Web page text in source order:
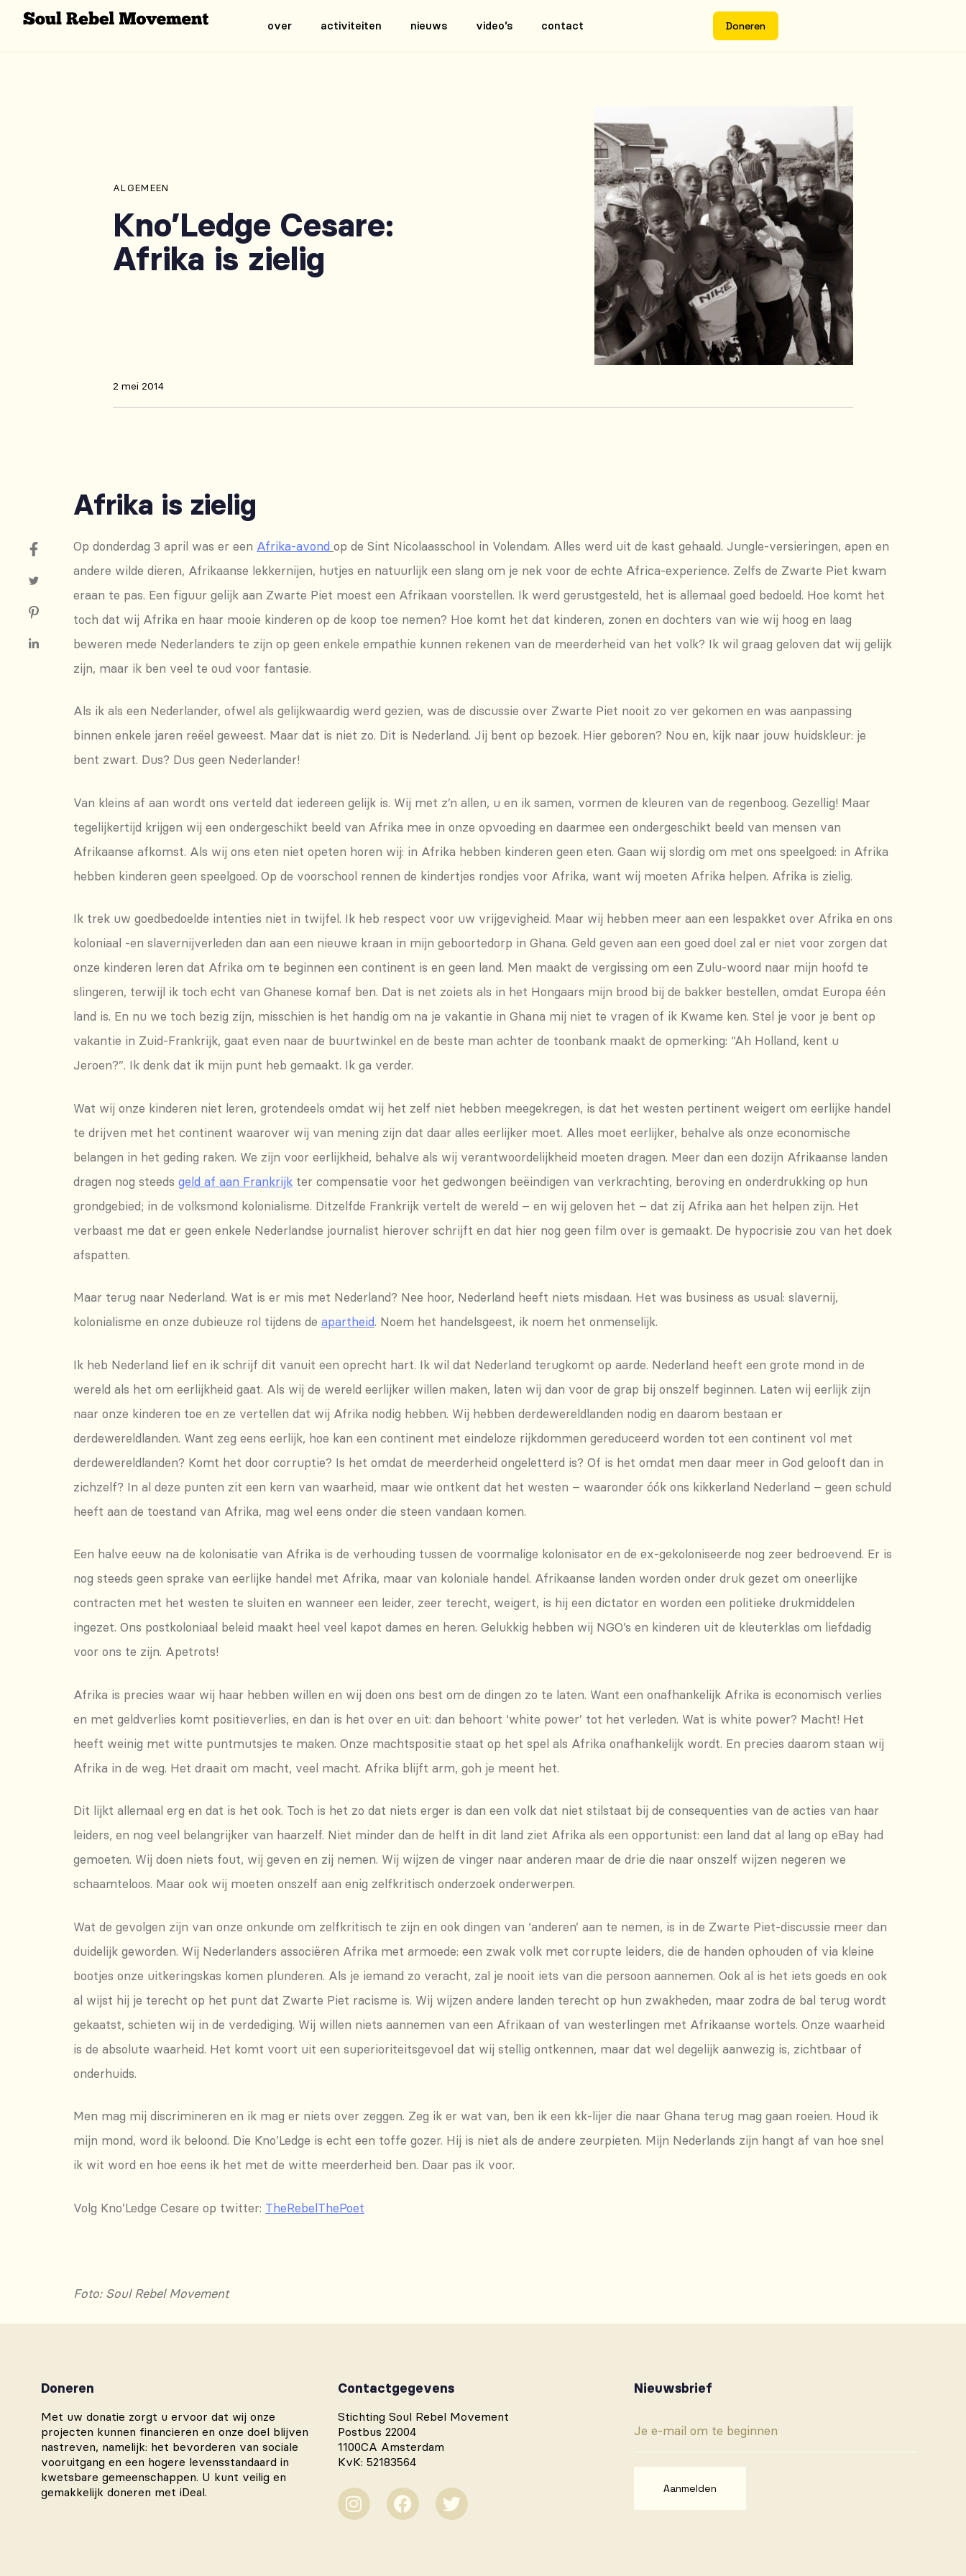
over activiteiten nieuws video’s contact Doneren
ALGEMEEN
Kno’Ledge Cesare:
Afrika is zielig
2 mei 2014
Afrika is zielig
Op donderdag 3 april was er een Afrika-avond op de Sint Nicolaasschool in Volendam. Alles werd uit de kast gehaald. Jungle-versieringen, apen en
andere wilde dieren, Afrikaanse lekkernijen, hutjes en natuurlijk een slang om je nek voor de echte Africa-experience. Zelfs de Zwarte Piet kwam
eraan te pas. Een figuur gelijk aan Zwarte Piet moest een Afrikaan voorstellen. Ik werd gerustgesteld, het is allemaal goed bedoeld. Hoe komt het
toch dat wij Afrika en haar mooie kinderen op de koop toe nemen? Hoe komt het dat kinderen, zonen en dochters van wie wij hoog en laag
beweren mede Nederlanders te zijn op geen enkele empathie kunnen rekenen van de meerderheid van het volk? Ik wil graag geloven dat wij gelijk
zijn, maar ik ben veel te oud voor fantasie.
Als ik als een Nederlander, ofwel als gelijkwaardig werd gezien, was de discussie over Zwarte Piet nooit zo ver gekomen en was aanpassing
binnen enkele jaren reëel geweest. Maar dat is niet zo. Dit is Nederland. Jij bent op bezoek. Hier geboren? Nou en, kijk naar jouw huidskleur: je
bent zwart. Dus? Dus geen Nederlander!
Van kleins af aan wordt ons verteld dat iedereen gelijk is. Wij met z’n allen, u en ik samen, vormen de kleuren van de regenboog. Gezellig! Maar
tegelijkertijd krijgen wij een ondergeschikt beeld van Afrika mee in onze opvoeding en daarmee een ondergeschikt beeld van mensen van
Afrikaanse afkomst. Als wij ons eten niet opeten horen wij: in Afrika hebben kinderen geen eten. Gaan wij slordig om met ons speelgoed: in Afrika
hebben kinderen geen speelgoed. Op de voorschool rennen de kindertjes rondjes voor Afrika, want wij moeten Afrika helpen. Afrika is zielig.
Ik trek uw goedbedoelde intenties niet in twijfel. Ik heb respect voor uw vrijgevigheid. Maar wij hebben meer aan een lespakket over Afrika en ons
koloniaal -en slavernijverleden dan aan een nieuwe kraan in mijn geboortedorp in Ghana. Geld geven aan een goed doel zal er niet voor zorgen dat
onze kinderen leren dat Afrika om te beginnen een continent is en geen land. Men maakt de vergissing om een Zulu-woord naar mijn hoofd te
slingeren, terwijl ik toch echt van Ghanese komaf ben. Dat is net zoiets als in het Hongaars mijn brood bij de bakker bestellen, omdat Europa één
land is. En nu we toch bezig zijn, misschien is het handig om na je vakantie in Ghana mij niet te vragen of ik Kwame ken. Stel je voor je bent op
vakantie in Zuid-Frankrijk, gaat even naar de buurtwinkel en de beste man achter de toonbank maakt de opmerking: “Ah Holland, kent u
Jeroen?”. Ik denk dat ik mijn punt heb gemaakt. Ik ga verder.
Wat wij onze kinderen niet leren, grotendeels omdat wij het zelf niet hebben meegekregen, is dat het westen pertinent weigert om eerlijke handel
te drijven met het continent waarover wij van mening zijn dat daar alles eerlijker moet. Alles moet eerlijker, behalve als onze economische
belangen in het geding raken. We zijn voor eerlijkheid, behalve als wij verantwoordelijkheid moeten dragen. Meer dan een dozijn Afrikaanse landen
dragen nog steeds geld af aan Frankrijk ter compensatie voor het gedwongen beëindigen van verkrachting, beroving en onderdrukking op hun
grondgebied; in de volksmond kolonialisme. Ditzelfde Frankrijk vertelt de wereld – en wij geloven het – dat zij Afrika aan het helpen zijn. Het
verbaast me dat er geen enkele Nederlandse journalist hierover schrijft en dat hier nog geen film over is gemaakt. De hypocrisie zou van het doek
afspatten.
Maar terug naar Nederland. Wat is er mis met Nederland? Nee hoor, Nederland heeft niets misdaan. Het was business as usual: slavernij,
kolonialisme en onze dubieuze rol tijdens de apartheid. Noem het handelsgeest, ik noem het onmenselijk.
Ik heb Nederland lief en ik schrijf dit vanuit een oprecht hart. Ik wil dat Nederland terugkomt op aarde. Nederland heeft een grote mond in de
wereld als het om eerlijkheid gaat. Als wij de wereld eerlijker willen maken, laten wij dan voor de grap bij onszelf beginnen. Laten wij eerlijk zijn
naar onze kinderen toe en ze vertellen dat wij Afrika nodig hebben. Wij hebben derdewereldlanden nodig en daarom bestaan er
derdewereldlanden. Want zeg eens eerlijk, hoe kan een continent met eindeloze rijkdommen gereduceerd worden tot een continent vol met
derdewereldlanden? Komt het door corruptie? Is het omdat de meerderheid ongeletterd is? Of is het omdat men daar meer in God gelooft dan in
zichzelf? In al deze punten zit een kern van waarheid, maar wie ontkent dat het westen – waaronder óók ons kikkerland Nederland – geen schuld
heeft aan de toestand van Afrika, mag wel eens onder die steen vandaan komen.
Een halve eeuw na de kolonisatie van Afrika is de verhouding tussen de voormalige kolonisator en de ex-gekoloniseerde nog zeer bedroevend. Er is
nog steeds geen sprake van eerlijke handel met Afrika, maar van koloniale handel. Afrikaanse landen worden onder druk gezet om oneerlijke
contracten met het westen te sluiten en wanneer een leider, zeer terecht, weigert, is hij een dictator en worden een politieke drukmiddelen
ingezet. Ons postkoloniaal beleid maakt heel veel kapot dames en heren. Gelukkig hebben wij NGO’s en kinderen uit de kleuterklas om liefdadig
voor ons te zijn. Apetrots!
Afrika is precies waar wij haar hebben willen en wij doen ons best om de dingen zo te laten. Want een onafhankelijk Afrika is economisch verlies
en met geldverlies komt positieverlies, en dan is het over en uit: dan behoort ‘white power’ tot het verleden. Wat is white power? Macht! Het
heeft weinig met witte puntmutsjes te maken. Onze machtspositie staat op het spel als Afrika onafhankelijk wordt. En precies daarom staan wij
Afrika in de weg. Het draait om macht, veel macht. Afrika blijft arm, goh je meent het.
Dit lijkt allemaal erg en dat is het ook. Toch is het zo dat niets erger is dan een volk dat niet stilstaat bij de consequenties van de acties van haar
leiders, en nog veel belangrijker van haarzelf. Niet minder dan de helft in dit land ziet Afrika als een opportunist: een land dat al lang op eBay had
gemoeten. Wij doen niets fout, wij geven en zij nemen. Wij wijzen de vinger naar anderen maar de drie die naar onszelf wijzen negeren we
schaamteloos. Maar ook wij moeten onszelf aan enig zelfkritisch onderzoek onderwerpen.
Wat de gevolgen zijn van onze onkunde om zelfkritisch te zijn en ook dingen van ‘anderen’ aan te nemen, is in de Zwarte Piet-discussie meer dan
duidelijk geworden. Wij Nederlanders associëren Afrika met armoede: een zwak volk met corrupte leiders, die de handen ophouden of via kleine
bootjes onze uitkeringskas komen plunderen. Als je iemand zo veracht, zal je nooit iets van die persoon aannemen. Ook al is het iets goeds en ook
al wijst hij je terecht op het punt dat Zwarte Piet racisme is. Wij wijzen andere landen terecht op hun zwakheden, maar zodra de bal terug wordt
gekaatst, schieten wij in de verdediging. Wij willen niets aannemen van een Afrikaan of van westerlingen met Afrikaanse wortels. Onze waarheid
is de absolute waarheid. Het komt voort uit een superioriteitsgevoel dat wij stellig ontkennen, maar dat wel degelijk aanwezig is, zichtbaar of
onderhuids.
Men mag mij discrimineren en ik mag er niets over zeggen. Zeg ik er wat van, ben ik een kk-lijer die naar Ghana terug mag gaan roeien. Houd ik
mijn mond, word ik beloond. Die Kno’Ledge is echt een toffe gozer. Hij is niet als de andere zeurpieten. Mijn Nederlands zijn hangt af van hoe snel
ik wit word en hoe eens ik het met de witte meerderheid ben. Daar pas ik voor.
Volg Kno’Ledge Cesare op twitter: TheRebelThePoet
Foto: Soul Rebel Movement
Doneren
Met uw donatie zorgt u ervoor dat wij onze
projecten kunnen financieren en onze doel blijven
nastreven, namelijk: het bevorderen van sociale
vooruitgang en een hogere levensstandaard in
kwetsbare gemeenschappen. U kunt veilig en
gemakkelijk doneren met iDeal.
Contactgegevens
Stichting Soul Rebel Movement
Postbus 22004
1100CA Amsterdam
KvK: 52183564
Nieuwsbrief
Aanmelden